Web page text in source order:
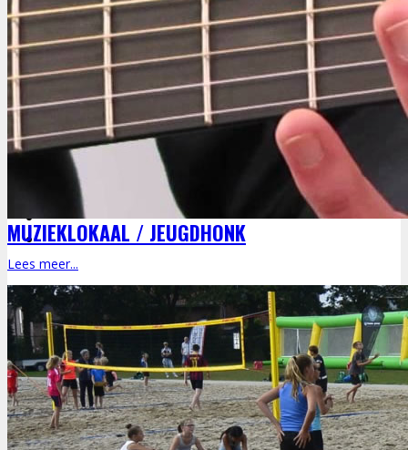
RESERVEREN
VERGADEREN
CONTACT
MUZIEKLOKAAL / JEUGDHONK
Lees meer...